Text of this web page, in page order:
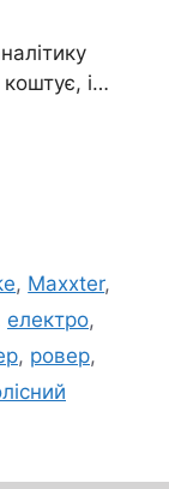
коштує, і…
, Maxxter,
електро,
, ровер,